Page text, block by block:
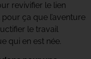
revivifier le lien
pour ça que l’aventure
le travail
qui en est née.